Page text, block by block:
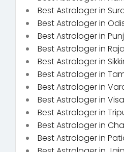
Best Astrologer in
Best Astrologer in
Best Astrologer in
Best Astrologer in
Best Astrologer in
Best Astrologer in
Best Astrologer in
Best Astrologer in
Best Astrologer in
Best Astrologer in
Best Astrologer in